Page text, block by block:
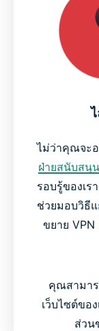
ไม่ว่าคุณจะ
ฝ่ายสนับสนุ
รอบรู้ของเ
ช่วยมอบวิธี
ขยาย VPN
คุณสามา
เว็บไซต์ขอ
ส่วน